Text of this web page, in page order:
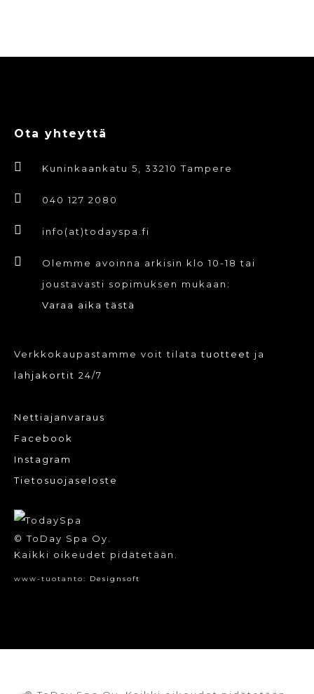
Ota yhteyttä
Kuninkaankatu 5, 33210 Tampere
040 127 2080
info(at)todayspa.fi
Olemme avoinna arkisin klo 10-18 tai
joustavasti sopimuksen mukaan:
Varaa aika tästä
Verkkokaupastamme voit tilatatuotteet ja
lahjakortit 24/7
Nettiajanvaraus
Facebook
Instagram
Tietosuojaseloste
© ToDay Spa Oy.
Kaikki oikeudet pidätetään.
www-tuotanto: Designsoft